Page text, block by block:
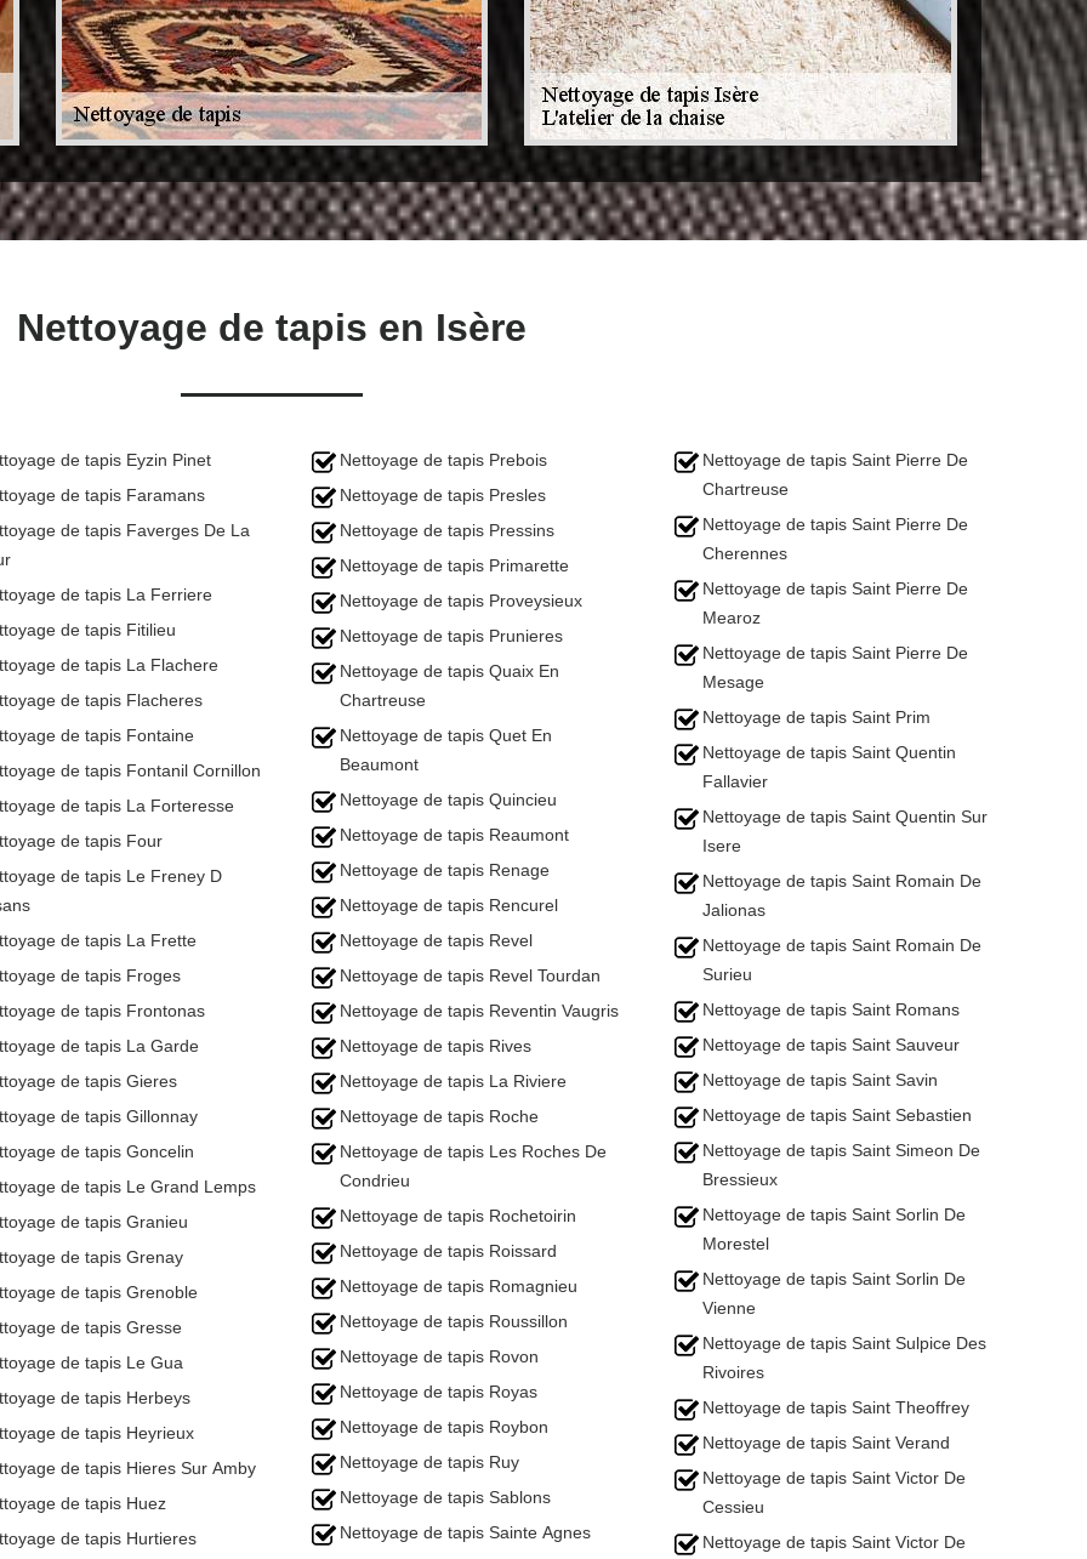
Nettoyage de tapis en Isère
de tapis Eyzin Pinet
de tapis Faramans
de tapis Faverges De La
de tapis La Ferriere
de tapis Fitilieu
de tapis La Flachere
de tapis Flacheres
de tapis Fontaine
de tapis Fontanil Cornillon
de tapis La Forteresse
de tapis Four
de tapis Le Freney D
de tapis La Frette
de tapis Froges
de tapis Frontonas
de tapis La Garde
de tapis Gieres
de tapis Gillonnay
de tapis Goncelin
de tapis Le Grand Lemps
de tapis Granieu
de tapis Grenay
de tapis Grenoble
de tapis Gresse
de tapis Le Gua
de tapis Herbeys
de tapis Heyrieux
de tapis Hieres Sur Amby
de tapis Huez
de tapis Hurtieres
Nettoyage de tapis Prebois
Nettoyage de tapis Presles
Nettoyage de tapis Pressins
Nettoyage de tapis Primarette
Nettoyage de tapis Proveysieux
Nettoyage de tapis Prunieres
Nettoyage de tapis Quaix En
Chartreuse
Nettoyage de tapis Quet En
Beaumont
Nettoyage de tapis Quincieu
Nettoyage de tapis Reaumont
Nettoyage de tapis Renage
Nettoyage de tapis Rencurel
Nettoyage de tapis Revel
Nettoyage de tapis Revel Tourdan
Nettoyage de tapis Reventin Vaugris
Nettoyage de tapis Rives
Nettoyage de tapis La Riviere
Nettoyage de tapis Roche
Nettoyage de tapis Les Roches De
Condrieu
Nettoyage de tapis Rochetoirin
Nettoyage de tapis Roissard
Nettoyage de tapis Romagnieu
Nettoyage de tapis Roussillon
Nettoyage de tapis Rovon
Nettoyage de tapis Royas
Nettoyage de tapis Roybon
Nettoyage de tapis Ruy
Nettoyage de tapis Sablons
Nettoyage de tapis Sainte Agnes
Nettoyage de tapis Saint Pierre De
Chartreuse
Nettoyage de tapis Saint Pierre De
Cherennes
Nettoyage de tapis Saint Pierre De
Mearoz
Nettoyage de tapis Saint Pierre De
Mesage
Nettoyage de tapis Saint Prim
Nettoyage de tapis Saint Quentin
Fallavier
Nettoyage de tapis Saint Quentin Sur
Isere
Nettoyage de tapis Saint Romain De
Jalionas
Nettoyage de tapis Saint Romain De
Surieu
Nettoyage de tapis Saint Romans
Nettoyage de tapis Saint Sauveur
Nettoyage de tapis Saint Savin
Nettoyage de tapis Saint Sebastien
Nettoyage de tapis Saint Simeon De
Bressieux
Nettoyage de tapis Saint Sorlin De
Morestel
Nettoyage de tapis Saint Sorlin De
Vienne
Nettoyage de tapis Saint Sulpice Des
Rivoires
Nettoyage de tapis Saint Theoffrey
Nettoyage de tapis Saint Verand
Nettoyage de tapis Saint Victor De
Cessieu
Nettoyage de tapis Saint Victor De